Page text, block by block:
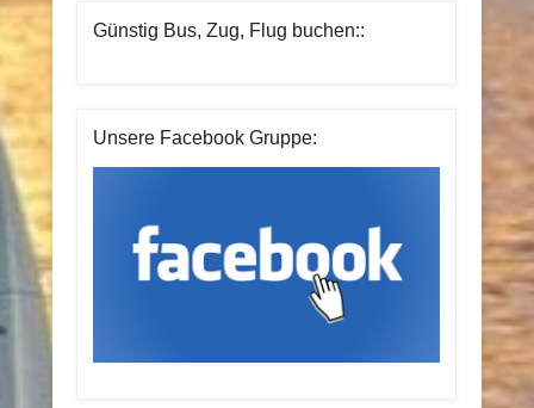
Günstig Bus, Zug, Flug buchen::
Unsere Facebook Gruppe: